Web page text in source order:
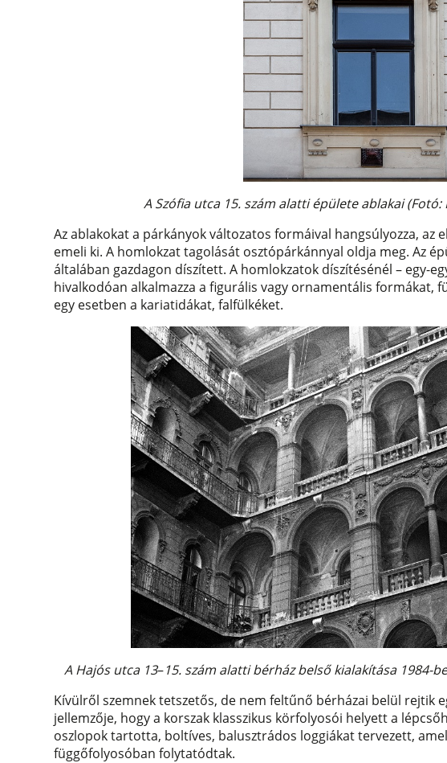
A Szófia utca 15. szám alatti épülete ablakai
Az ablakokat a párkányok változatos formáival hangsúlyozza, az
emeli ki. A homlokzat tagolását osztópárkánnyal oldja meg. Az
általában gazdagon díszített. A homlokzatok díszítésénél – egy-
hivalkodóan alkalmazza a figurális vagy ornamentális formákat,
egy esetben a kariatidákat, falfülkéket.
A Hajós utca 13–15. szám alatti bérház belső kialakítása 1984-
Kívülről szemnek tetszetős, de nem feltűnő bérházai belül rejtik
jellemzője, hogy a korszak klasszikus körfolyosói helyett a
oszlopok tartotta, boltíves, balusztrádos loggiákat tervezett,
függőfolyosóban folytatódtak.